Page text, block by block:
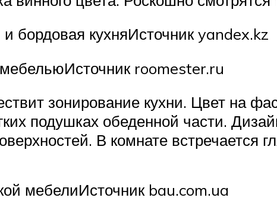
бордовая кухняИсточник yandex.kz
roomester.ru
зонирование кухни. Цвет на
подушках обеденной части.
В комнате встречается
мебелиИсточник bau.com.ua